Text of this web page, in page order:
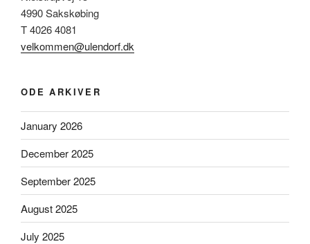
4990 Sakskøbing
T 4026 4081
velkommen@ulendorf.dk
ODE ARKIVER
January 2026
December 2025
September 2025
August 2025
July 2025